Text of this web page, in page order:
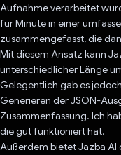
Aufnahme verarbeitet
für Minute in einer
zusammengefasst, die
Mit diesem Ansatz kann
unterschiedlicher Länge
Gelegentlich gab es
Generieren der JSON-
Zusammenfassung. Ich
die gut funktioniert hat.
Außerdem bietet Jazba AI